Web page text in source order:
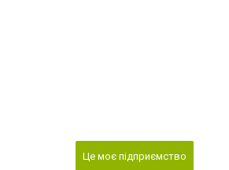
Це моє підприємство